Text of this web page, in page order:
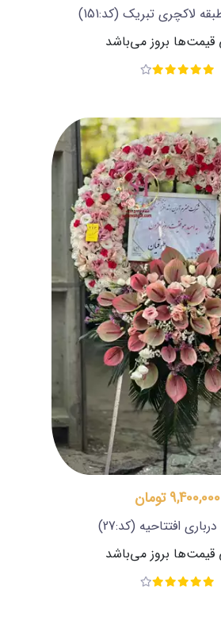
لاکچری تبریک (کد:151)
قیمت‌ها بروز می‌باشد
9,400,000 تومان
افتتاحیه (کد:27)
قیمت‌ها بروز می‌باشد